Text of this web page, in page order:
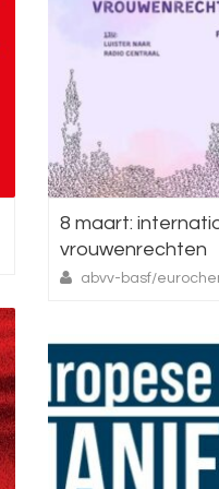
8 maart:
vrouwenrechten
abvv-basf/